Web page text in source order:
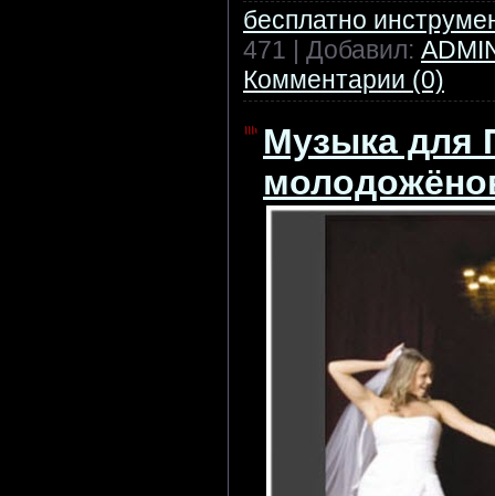
бесплатно
471 | Добавил:
Комментарии (0)
Музыка